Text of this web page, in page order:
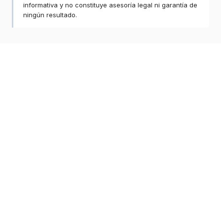
informativa y no constituye asesoría legal ni garantía de
ningún resultado.